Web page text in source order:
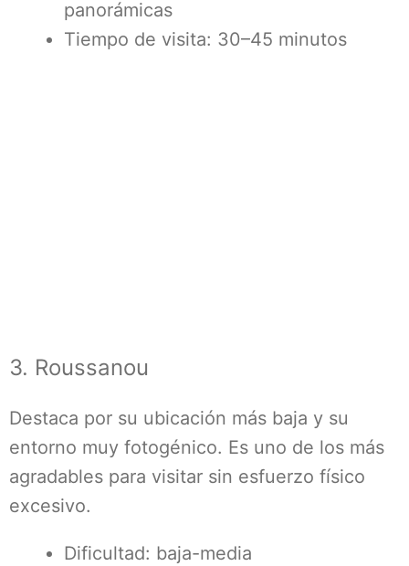
panorámicas
Tiempo de visita: 30–45 minutos
3. Roussanou
Destaca por su ubicación más baja y su
entorno muy fotogénico. Es uno de los más
agradables para visitar sin esfuerzo físico
excesivo.
Dificultad: baja-media